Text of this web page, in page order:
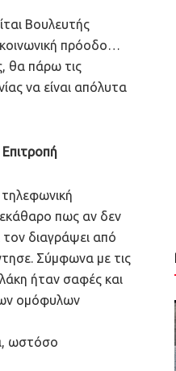
Βουλευτής
πρόοδο…
θα πάρω τις
να είναι απόλυτα
πως αν δεν
διαγράψει από
Σύμφωνα με τις
ήταν σαφές και
ομόφυλων
ωστόσο